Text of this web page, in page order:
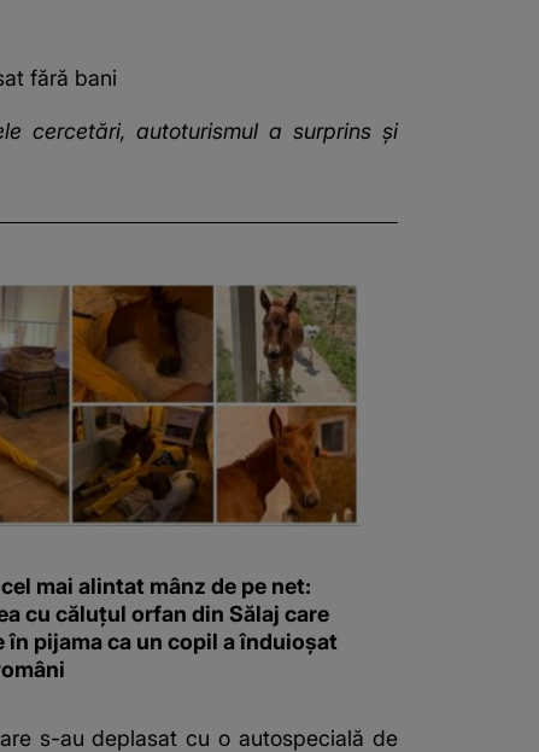
fără bani
cercetări, autoturismul a surprins şi
mai alintat mânz de pe net:
cu căluțul orfan din Sălaj care
în pijama ca un copil a înduioșat
s-au deplasat cu o autospecială de